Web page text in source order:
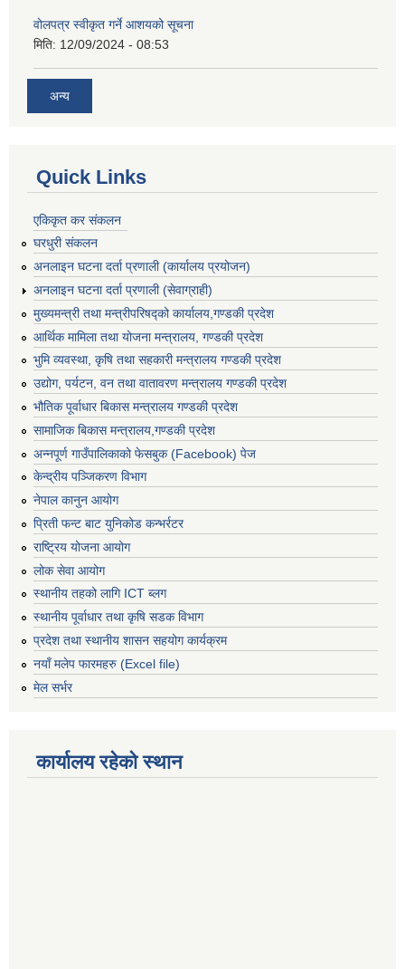
वोलपत्र स्वीकृत गर्ने आशयको सूचना
मिति: 12/09/2024 - 08:53
अन्य
Quick Links
एकिकृत कर संकलन
घरधुरी संकलन
अनलाइन घटना दर्ता प्रणाली (कार्यालय प्रयोजन)
अनलाइन घटना दर्ता प्रणाली (सेवाग्राही)
मुख्यमन्त्री तथा मन्त्रीपरिषद्को कार्यालय,गण्डकी प्रदेश
आर्थिक मामिला तथा योजना मन्त्रालय, गण्डकी प्रदेश
भुमि व्यवस्था, कृषि तथा सहकारी मन्त्रालय गण्डकी प्रदेश
उद्योग, पर्यटन, वन तथा वातावरण मन्त्रालय गण्डकी प्रदेश
भौतिक पूर्वाधार बिकास मन्त्रालय गण्डकी प्रदेश
सामाजिक बिकास मन्त्रालय,गण्डकी प्रदेश
अन्नपूर्ण गाउँपालिकाको फेसबुक (Facebook) पेज
केन्द्रीय पञ्जिकरण विभाग
नेपाल कानुन आयोग
प्रिती फन्ट बाट युनिकोड कन्भर्रटर
राष्ट्रिय योजना आयोग
लोक सेवा आयोग
स्थानीय तहको लागि ICT ब्लग
स्थानीय पूर्वाधार तथा कृषि सडक विभाग
प्रदेश तथा स्थानीय शासन सहयोग कार्यक्रम
नयाँ मलेप फारमहरु (Excel file)
मेल सर्भर
कार्यालय रहेको स्थान